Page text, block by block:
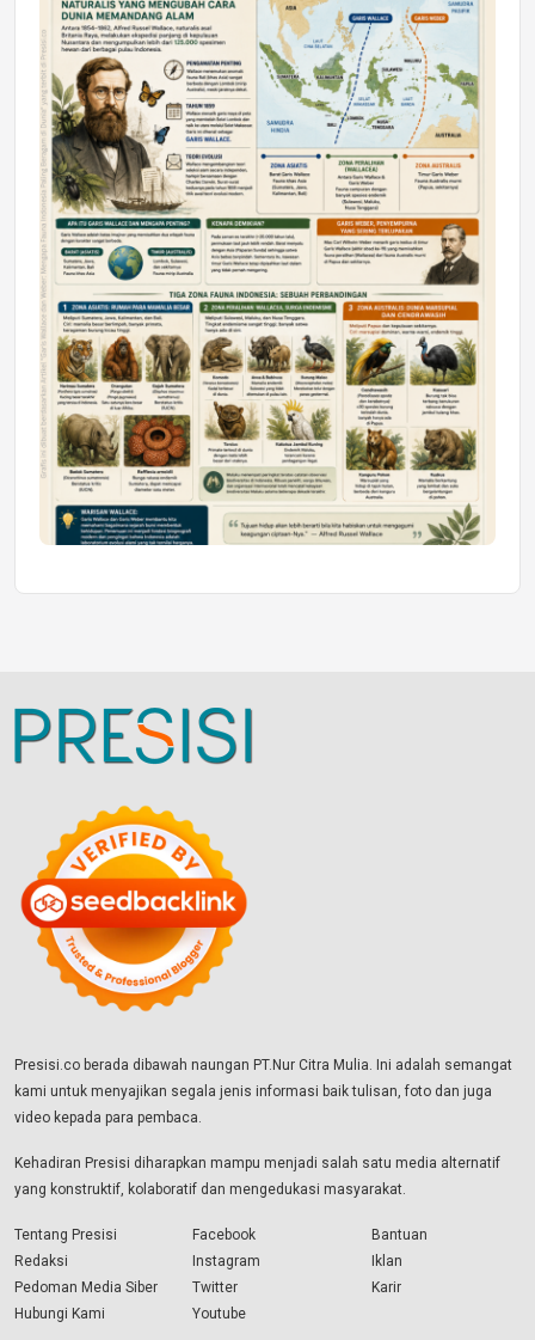
DAERAH
Astra Motor Kalimantan Timur 2 Dukung
Mahasiswa Samarinda dalam Astra
Honda SDGs Future Leaders 2026
Jumat, 10 Jul 2026 19:01
Presisi.co berada dibawah naungan PT.Nur Citra Mulia. Ini adalah semangat
kami untuk menyajikan segala jenis informasi baik tulisan, foto dan juga
video kepada para pembaca.
Kehadiran Presisi diharapkan mampu menjadi salah satu media alternatif
yang konstruktif, kolaboratif dan mengedukasi masyarakat.
Tentang Presisi
Redaksi
Pedoman Media Siber
Hubungi Kami
Facebook
Instagram
Twitter
Youtube
Bantuan
Iklan
Karir